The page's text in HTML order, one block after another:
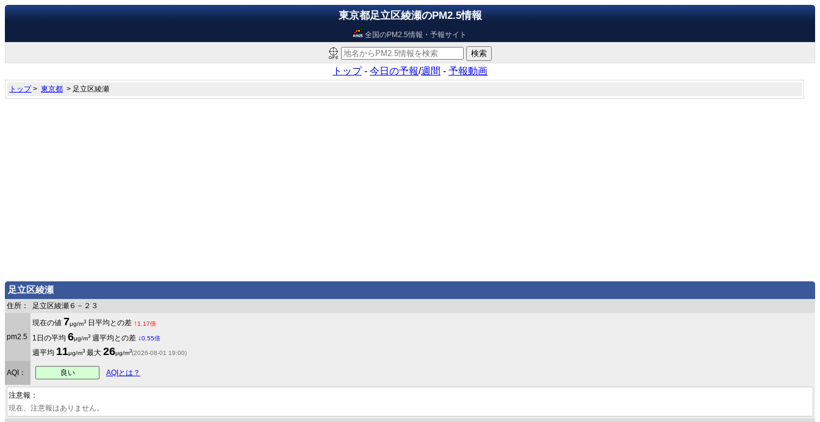
東京都足立区綾瀬のPM2.5情報
全国のPM2.5情報・予報サイト
トップ- 今日の予報/週間 - 予報動画
トップ>東京都 > 足立区綾瀬
足立区綾瀬
住所： 足立区綾瀬６－２３
pm2.5
現在の値 7μg/m3 日平均との差 ↑1.17倍
1日の平均 6μg/m3 週平均との差 ↓0.55倍
週平均 11μg/m3 最大 26μg/m3(2026-08-01 19:00)
AQI： 良い AQIとは？
注意報：
現在、注意報はありません。